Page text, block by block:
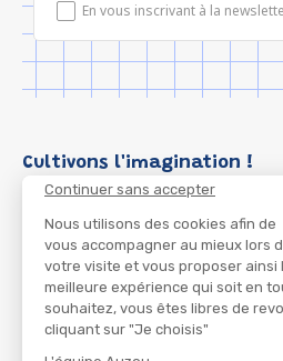
Continuer sans accepter
Nous utilisons des cookies afin de
vous accompagner au mieux lors
votre visite et vous proposer ainsi
meilleure expérience qui soit en
souhaitez, vous êtes libres de
cliquant sur "Je choisis"
En vous inscrivant à la
Cultivons l'imagination !